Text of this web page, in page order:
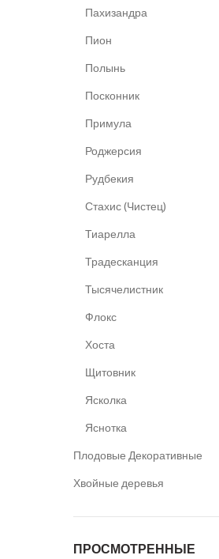
Пахизандра
Пион
Полынь
Посконник
Примула
Роджерсия
Рудбекия
Стахис (Чистец)
Тиарелла
Традесканция
Тысячелистник
Флокс
Хоста
Щитовник
Ясколка
Яснотка
Плодовые Декоративные
Хвойные деревья
ПРОСМОТРЕННЫЕ